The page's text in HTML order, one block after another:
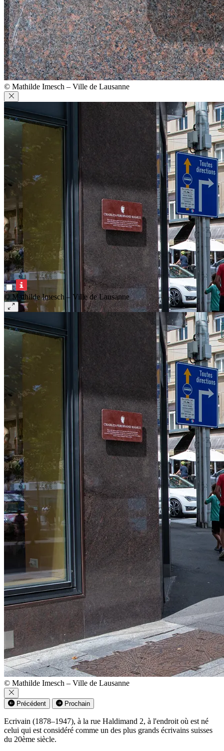
© Mathilde Imesch – Ville de Lausanne
© Mathilde Imesch – Ville de Lausanne
© Mathilde Imesch – Ville de Lausanne
Précédent Prochain
Ecrivain (1878–1947), à la rue Haldimand 2, à l'endroit où est né
celui qui est considéré comme un des plus grands écrivains suisses
du 20ème siècle.